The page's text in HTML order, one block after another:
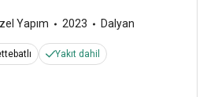
Yapım 2023 Dalyan
Yakıt dahil